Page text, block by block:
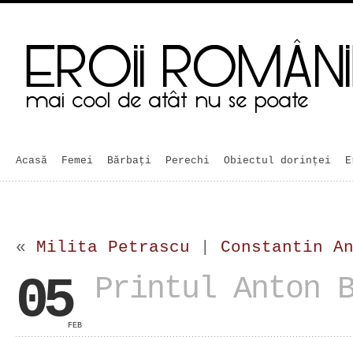
Acasă Femei Bărbaţi Perechi Obiectul dorinței
« Milita Petrascu Constantin
05FEB
Printul Anton